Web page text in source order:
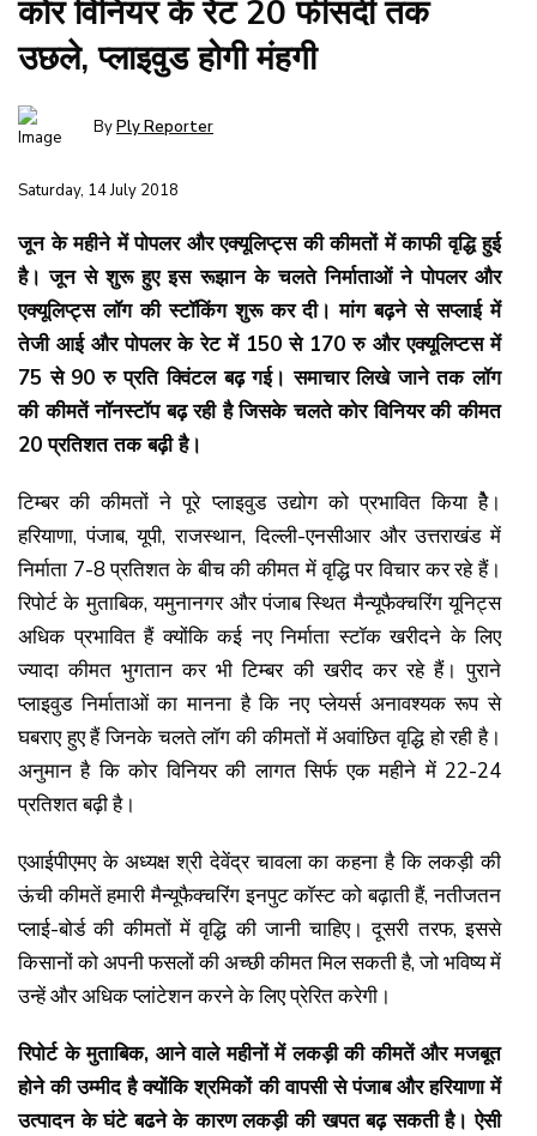
कोर विनियर के रेट 20 फीसदी तक
उछले, प्लाइवुड होगी मंहगी
ByPly Reporter
Saturday, 14 July 2018
जून के महीने में पोपलर और एक्यूलिप्ट्स की कीमतों में काफी वृद्धि हुई
है। जून से शुरू हुए इस रूझान के चलते निर्माताओं ने पोपलर और
एक्यूलिप्ट्स लॉग की स्टॉकिंग शुरू कर दी। मांग बढ़ने से सप्लाई में
तेजी आई और पोपलर के रेट में 150 से 170 रु और एक्यूलिप्टस में
75 से 90 रु प्रति क्विंटल बढ़ गई। समाचार लिखे जाने तक लॉग
की कीमतें नॉनस्टॉप बढ़ रही है जिसके चलते कोर विनियर की कीमत
20 प्रतिशत तक बढ़ी है।
टिम्बर की कीमतों ने पूरे प्लाइवुड उद्योग को प्रभावित किया हैे।
हरियाणा, पंजाब, यूपी, राजस्थान, दिल्ली-एनसीआर और उत्तराखंड में
निर्माता 7-8 प्रतिशत के बीच की कीमत में वृद्धि पर विचार कर रहे हैं।
रिपोर्ट के मुताबिक, यमुनानगर और पंजाब स्थित मैन्यूफैक्चरिंग यूनिट्स
अधिक प्रभावित हैं क्योंकि कई नए निर्माता स्टॉक खरीदने के लिए
ज्यादा कीमत भुगतान कर भी टिम्बर की खरीद कर रहे हैं। पुराने
प्लाइवुड निर्माताओं का मानना है कि नए प्लेयर्स अनावश्यक रूप से
घबराए हुए हैं जिनके चलते लॉग की कीमतों में अवांछित वृद्धि हो रही है।
अनुमान है कि कोर विनियर की लागत सिर्फ एक महीने में 22-24
प्रतिशत बढ़ी है।
एआईपीएमए के अध्यक्ष श्री देवेंद्र चावला का कहना है कि लकड़ी की
ऊंची कीमतें हमारी मैन्यूफैक्चरिंग इनपुट कॉस्ट को बढ़ाती हैं, नतीजतन
प्लाई-बोर्ड की कीमतों में वृद्धि की जानी चाहिए। दूसरी तरफ, इससे
किसानों को अपनी फसलों की अच्छी कीमत मिल सकती है, जो भविष्य में
उन्हें और अधिक प्लांटेशन करने के लिए प्रेरित करेगी।
रिपोर्ट के मुताबिक, आने वाले महीनों में लकड़ी की कीमतें और मजबूत
होने की उम्मीद है क्योंकि श्रमिकों की वापसी से पंजाब और हरियाणा में
उत्पादन के घंटे बढने के कारण लकड़ी की खपत बढ़ सकती है। ऐसी